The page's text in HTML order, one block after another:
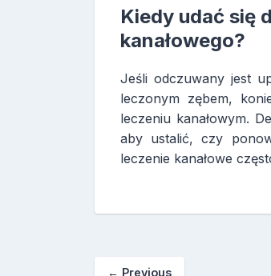
Kiedy udać się
kanałowego?
Jeśli odczuwany jest
leczonym zębem,
leczeniu kanałowym.
aby ustalić, czy
leczenie kanałowe
← Previous